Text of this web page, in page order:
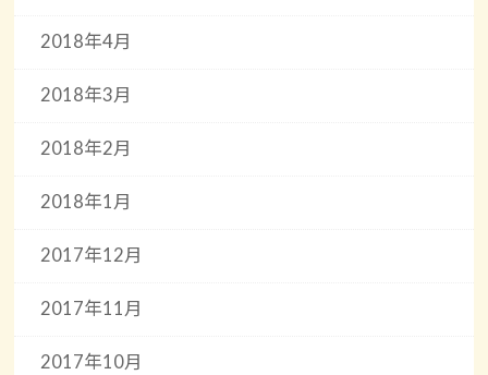
2018年4月
2018年3月
2018年2月
2018年1月
2017年12月
2017年11月
2017年10月